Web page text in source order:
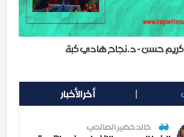
كريم حسن - د.نجاح هادي كبة
أخر الأخبار
خالد خضير الصالحي